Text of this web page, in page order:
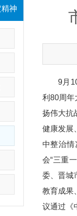
神
9月10
利80周年
扬伟大抗
健康发展
中整治
会“三重
委、晋城
教育成果
议通过《